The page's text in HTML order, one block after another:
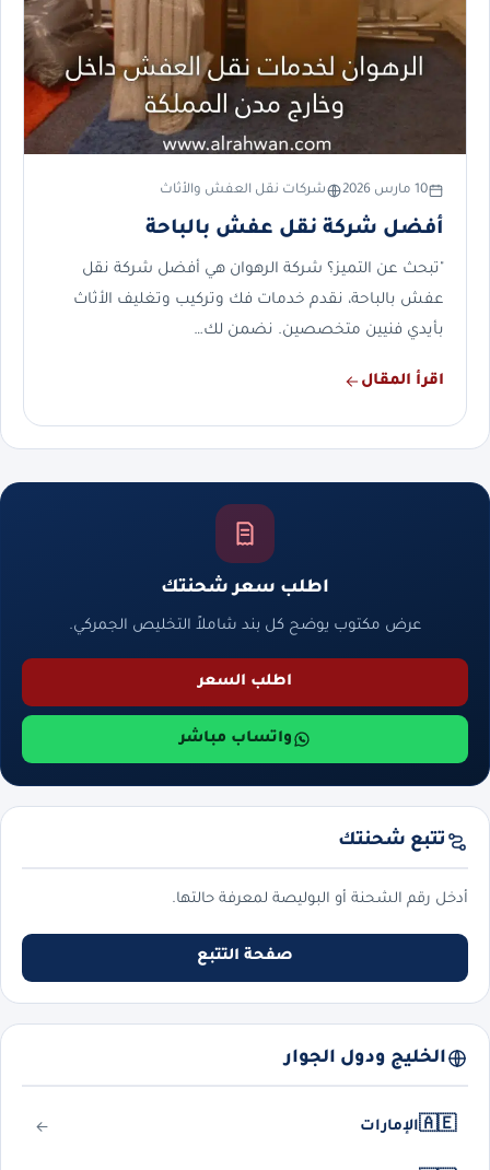
10 مارس 2026 شركات نقل العفش والأثاث
أفضل شركة نقل عفش بالباحة
"تبحث عن التميز؟ شركة الرهوان هي أفضل شركة نقل
عفش بالباحة، نقدم خدمات فك وتركيب وتغليف الأثاث
بأيدي فنيين متخصصين. نضمن لك…
اقرأ المقال
اطلب سعر شحنتك
عرض مكتوب يوضح كل بند شاملاً التخليص الجمركي.
اطلب السعر
واتساب مباشر
تتبع شحنتك
أدخل رقم الشحنة أو البوليصة لمعرفة حالتها.
صفحة التتبع
الخليج ودول الجوار
🇦🇪الإمارات